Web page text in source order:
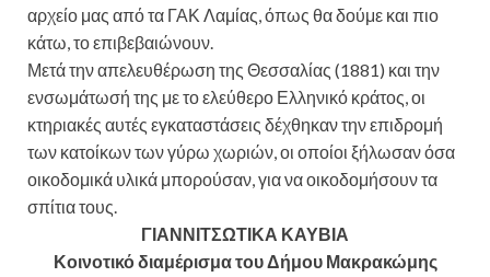
αρχείο μας από τα ΓΑΚ Λαμίας, όπως θα δούμε και πιο
κάτω, το επιβεβαιώνουν.
Μετά την απελευθέρωση της Θεσσαλίας (1881) και την
ενσωμάτωσή της με το ελεύθερο Ελληνικό κράτος, οι
κτηριακές αυτές εγκαταστάσεις δέχθηκαν την επιδρομή
των κατοίκων των γύρω χωριών, οι οποίοι ξήλωσαν όσα
οικοδομικά υλικά μπορούσαν, για να οικοδομήσουν τα
σπίτια τους.
ΓΙΑΝΝΙΤΣΩΤΙΚΑ ΚΑΥΒΙΑ
Κοινοτικό διαμέρισμα του Δήμου Μακρακώμης